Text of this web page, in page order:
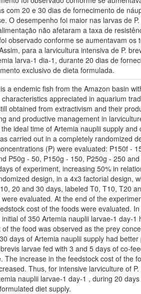
com 20 e 30 dias de fornecimento de
O desempenho foi maior nas larvas de
não afetaram a taxa de
observado conforme se aumentavam
para a larvicultura intensiva de P.
larva-1 dia-1, durante 20 dias de
exclusivo de dieta formulada.
a endemic fish from the Amazon basin
appreciated in aquarium
obtained from extractivism and their
and productive management in
ideal time of Artemia nauplii supply
carried out in a completely randomized
(P) were evaluated: P150f -
P50g - 50, P150g - 150, P250g - 250
of experiment, increasing 50% in
design, in a 4x3 factorial design,
20 and 30 days, labeled T0, T10, T20
evaluated. At the end of the
cost of the foods were evaluated.
of 350 Artemia nauplii larvae-1 day-
the food was observed as the prey
days of Artemia nauplii supply had
larvae fed with 3 and 5 days of co-
The increase in the feedstock cost of the
Thus, for intensive larviculture of
nauplii larvae-1 day-1 , during 20
diet supply.